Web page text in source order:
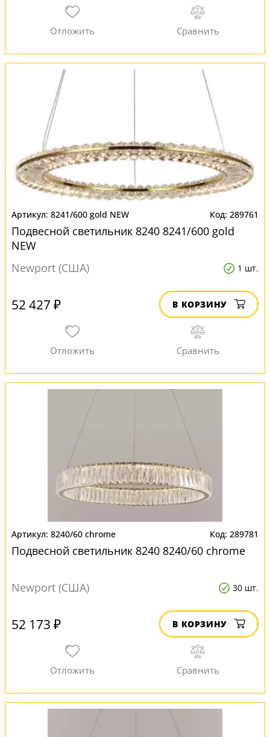
8241/600 gold NEW 289761
Подвесной светильник 8240 8241/600 gold
NEW
Newport (США)
1 шт.
52 427 ₽ В КОРЗИНУ
8240/60 chrome 289781
Подвесной светильник 8240 8240/60 chrome
Newport (США) 30 шт.
52 173 ₽ В КОРЗИНУ